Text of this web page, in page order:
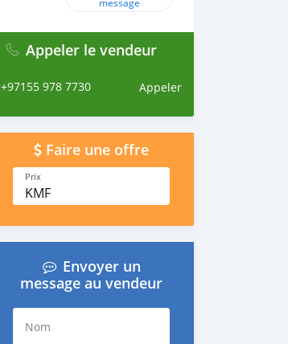
Appeler le vendeur
+97155 978 7730 Appeler
Faire une offre
Prix
KMF
Envoyer un
message au vendeur
Nom